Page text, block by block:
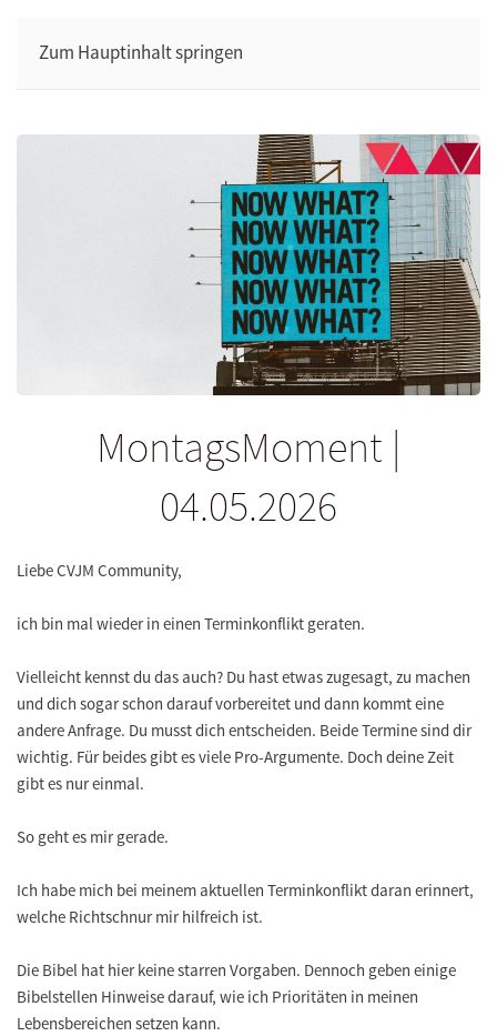
Zum Hauptinhalt springen
MontagsMoment |
04.05.2026
Liebe CVJM Community,
ich bin mal wieder in einen Terminkonflikt geraten.
Vielleicht kennst du das auch? Du hast etwas zugesagt, zu machen
und dich sogar schon darauf vorbereitet und dann kommt eine
andere Anfrage. Du musst dich entscheiden. Beide Termine sind dir
wichtig. Für beides gibt es viele Pro-Argumente. Doch deine Zeit
gibt es nur einmal.
So geht es mir gerade.
Ich habe mich bei meinem aktuellen Terminkonflikt daran erinnert,
welche Richtschnur mir hilfreich ist.
Die Bibel hat hier keine starren Vorgaben. Dennoch geben einige
Bibelstellen Hinweise darauf, wie ich Prioritäten in meinen
Lebensbereichen setzen kann.